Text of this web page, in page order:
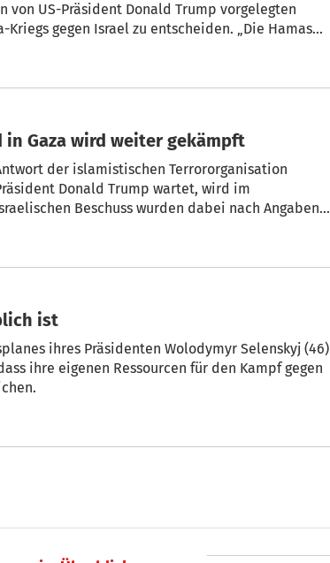
von US-Präsident Donald Trump vorgelegten
Kriegs gegen Israel zu entscheiden. „Die Hamas
mit.
Gaza wird weiter gekämpft
der islamistischen Terrororganisation
Donald Trump wartet, wird im
Beschuss wurden dabei nach Angaben
gibt es keine.
 Wieso Ukraine-Hilfe vergeblich ist
ihres Präsidenten Wolodymyr Selenskyj (46)
ihre eigenen Ressourcen für den Kampf gegen